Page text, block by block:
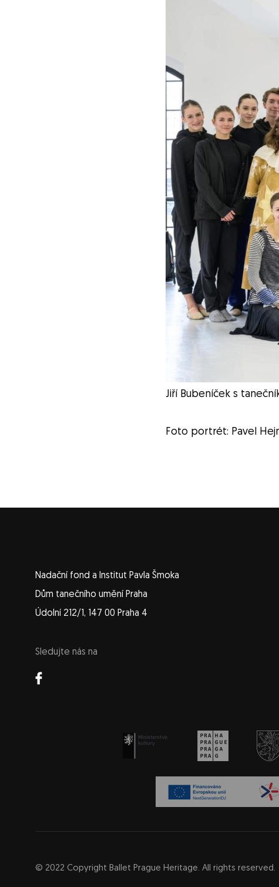
Jiří Bubeníček s
Foto portrét: Pavel
Nadační fond a Institut Pavla Šmoka
Dům tanečního umění Praha
Údolní 212/1, 147 00 Praha 4
Sledujte nás na
© 2022 Copyright Ballet Prague Heritage. All rights reserved.